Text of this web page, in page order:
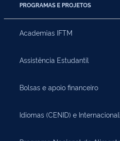
PROGRAMAS E PROJETOS
Academias IFTM
Assistência Estudantil
Bolsas e apoio financeiro
Idiomas (CENID) e